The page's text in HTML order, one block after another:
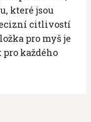
které jsou
citlivostí
pro myš je
každého